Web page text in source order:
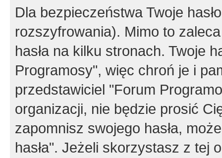
Dla bezpieczeństwa Twoje
rozszyfrowania). Mimo to
hasła na kilku stronach. Twoje
Programosy", więc chroń je i
przedstawiciel "Forum
organizacji, nie będzie prosić
zapomnisz swojego hasła,
hasła". Jeżeli skorzystasz z tej